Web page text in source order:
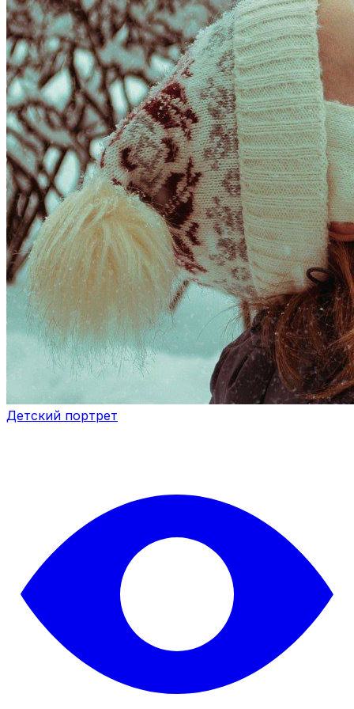
Детский портрет